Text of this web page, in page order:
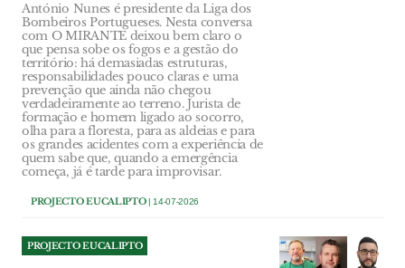
António Nunes é presidente da Liga dos
Bombeiros Portugueses. Nesta conversa
com O MIRANTE deixou bem claro o
que pensa sobe os fogos e a gestão do
território: há demasiadas estruturas,
responsabilidades pouco claras e uma
prevenção que ainda não chegou
verdadeiramente ao terreno. Jurista de
formação e homem ligado ao socorro,
olha para a floresta, para as aldeias e para
os grandes acidentes com a experiência de
quem sabe que, quando a emergência
começa, já é tarde para improvisar.
PROJECTO EUCALIPTO| 14-07-2026
PROJECTO EUCALIPTO